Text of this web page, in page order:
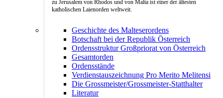
zu Jerusalem von Rhodos und von Malta ist einer der ältesten
katholischen Laienorden weltweit.
Geschichte des Malteserordens
Botschaft bei der Republik Österreich
Ordensstruktur Großpriorat von Österreich
Gesamtorden
Ordensstände
Verdienstauszeichnung Pro Merito Melitensi
Die Grossmeister/Grossmeister-Statthalter
Literatur